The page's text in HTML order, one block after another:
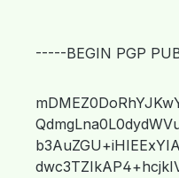
-----BEGIN PGP